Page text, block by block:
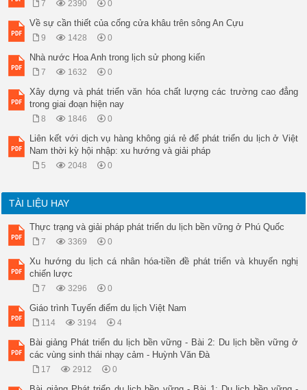
7 2390 0
Về sự cần thiết của cống cửa khâu trên sông An Cựu
9 1428 0
Nhà nước Hoa Anh trong lịch sử phong kiến
7 1632 0
Xây dựng và phát triển văn hóa chất lượng các trường cao đẳng
trong giai đoạn hiện nay
8 1846 0
Liên kết với dịch vụ hàng không giá rẻ để phát triển du lịch ở Việt
Nam thời kỳ hội nhập: xu hướng và giải pháp
5 2048 0
TÀI LIỆU HAY
Thực trạng và giải pháp phát triển du lịch bền vững ở Phú Quốc
7 3369 0
Xu hướng du lịch cá nhân hóa-tiền đề phát triển và khuyến nghị
chiến lược
7 3296 0
Giáo trình Tuyến điểm du lịch Việt Nam
114 3194 4
Bài giảng Phát triển du lịch bền vững - Bài 2: Du lịch bền vững ở
các vùng sinh thái nhạy cảm - Huỳnh Văn Đà
17 2912 0